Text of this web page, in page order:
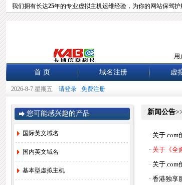
我们拥有长达25年的专业虚拟主机运维经验，为你的网站保驾护
用
首 页 域名注册 虚
2026-8-7 星期五 请登录 免费注册
您可能感兴趣的产品
国际英文域名
国内英文域名
基本型虚拟主机
新闻公告
· 关于.com
· 关于《全
· 关于.com
· 香港独享